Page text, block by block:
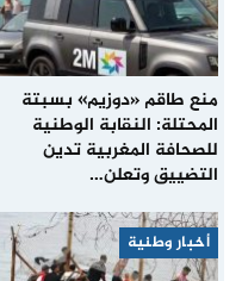
منع طاقم «دوزيم» بسبتة
المحتلة: النقابة الوطنية
للصحافة المغربية تدين
التضييق وتعلن…
أخبار وطنية